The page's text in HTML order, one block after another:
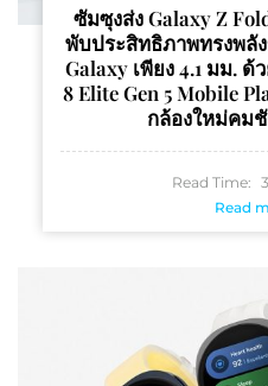
ซัมซุงส่ง Galaxy Z
พับประสิทธิภาพทรงพลั
Galaxy เพียง 4.1 มม.
8 Elite Gen 5 Mobile
กล้องใหม่คม
Read Time: 3
Read